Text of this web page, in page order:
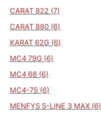
CARAT 822 (7)
CARAT 880 (6)
KARAT 62G (6)
MC4 79G (6)
MC4 68 (6)
MC4-75 (6)
MENFYS S-LINE 3 MAX (6)